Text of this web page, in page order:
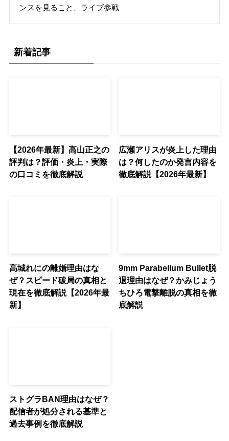
ンスを見ること、ライブ参戦
新着記事
【2026年最新】高山正之の
評判は？評価・炎上・実際
の口コミを徹底解説
広瀬アリスが炎上した理由
は？何したのか発言内容を
徹底解説【2026年最新】
高城れにの離婚理由はな
ぜ？スピード破局の真相と
現在を徹底解説【2026年最
新】
9mm Parabellum Bullet脱
退理由はなぜ？かみじょう
ちひろ電撃離脱の真相を徹
底解説
ストグラBAN理由はなぜ？
配信者が処分される基準と
過去事例を徹底解説